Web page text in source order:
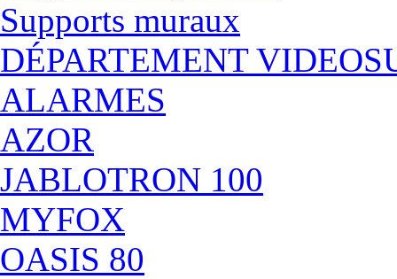
Supports muraux
DÉPARTEMENT
ALARMES
AZOR
JABLOTRON 100
MYFOX
OASIS 80